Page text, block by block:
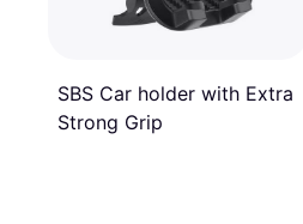
SBS Car holder with Extra
Strong Grip